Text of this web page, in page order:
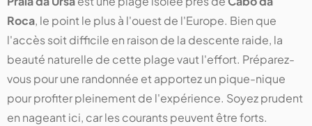
Roca, le point le plus à l'ouest de l'Europe. Bien que
l'accès soit difficile en raison de la descente raide, la
beauté naturelle de cette plage vaut l'effort. Préparez-
vous pour une randonnée et apportez un pique-nique
pour profiter pleinement de l'expérience. Soyez prudent
en nageant ici, car les courants peuvent être forts.